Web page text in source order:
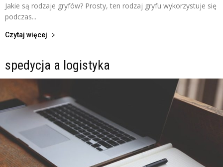
Jakie są rodzaje gryfów? Prosty, ten rodzaj gryfu wykorzystuje się
podczas...
Czytaj więcej
spedycja a logistyka